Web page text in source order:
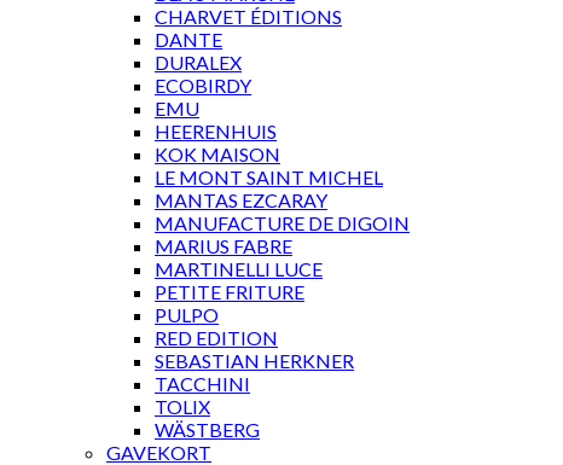
CHARVET ÉDITIONS
DANTE
DURALEX
ECOBIRDY
EMU
HEERENHUIS
KOK MAISON
LE MONT SAINT MICHEL
MANTAS EZCARAY
MANUFACTURE DE DIGOIN
MARIUS FABRE
MARTINELLI LUCE
PETITE FRITURE
PULPO
RED EDITION
SEBASTIAN HERKNER
TACCHINI
TOLIX
WÄSTBERG
GAVEKORT